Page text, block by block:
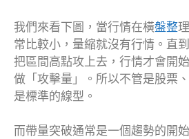
我們來看下圖，當行情在橫盤整
常比較小，量縮就沒有行情。直
把區間高點攻上去，行情才會開
做「攻擊量」。所以不管是股票
是標準的線型。
而帶量突破通常是一個趨勢的開